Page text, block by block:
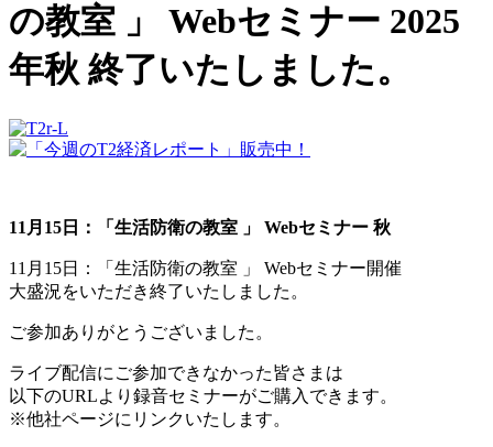
の教室 」 Webセミナー 2025
年秋 終了いたしました。
11月15日：「生活防衛の教室 」 Webセミナー 秋
11月15日：「生活防衛の教室 」 Webセミナー開催
大盛況をいただき終了いたしました。
ご参加ありがとうございました。
ライブ配信にご参加できなかった皆さまは
以下のURLより録音セミナーがご購入できます。
※他社ページにリンクいたします。